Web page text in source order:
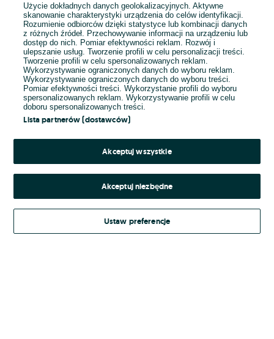
E-mail
Hasło
Kontynuując za pośrednictwem jednego z dostawców wskazanych powyżej,
Regulamin serwisu OLX.pl w jego aktualnym brzmieniu.
Użycie dokładnych danych geolokalizacyjnych. Aktywne
skanowanie charakterystyki urządzenia do celów identyfikacji.
Rozumienie odbiorców dzięki statystyce lub kombinacji danych
z różnych źródeł. Przechowywanie informacji na urządzeniu lub
dostęp do nich. Pomiar efektywności reklam. Rozwój i
ulepszanie usług. Tworzenie profili w celu personalizacji treści.
Tworzenie profili w celu spersonalizowanych reklam.
Wykorzystywanie ograniczonych danych do wyboru reklam.
Wykorzystywanie ograniczonych danych do wyboru treści.
Pomiar efektywności treści. Wykorzystanie profili do wyboru
spersonalizowanych reklam. Wykorzystywanie profili w celu
doboru spersonalizowanych treści.
Lista partnerów (dostawców)
Akceptuj wszystkie
Akceptuj niezbędne
Ustaw preferencje